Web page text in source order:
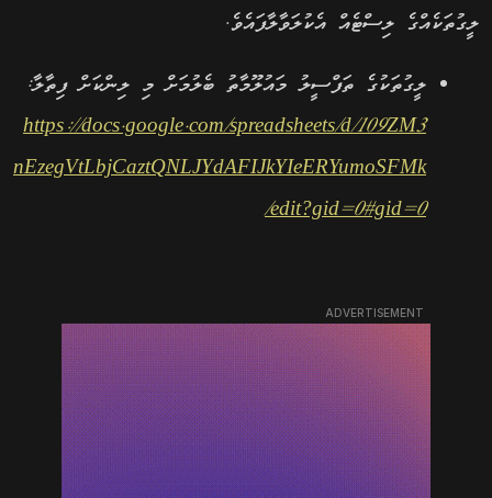
ލީގުތަކެއްގެ ލިސްޓެއް އެކުލަވާލާފައެވެ.
ލީގުތަކުގެ ތަފްސީލު މައުލޫމާތު ބެލުމަށް މި ލިންކަށް ފިތާލާ:
https://docs.google.com/spreadsheets/d/109ZM3
nEzegVtLbjCaztQNLJYdAFIJkYIeERYumoSFMk
/edit?gid=0#gid=0
ADVERTISEMENT